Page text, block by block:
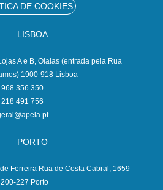
DE COOKIES
LISBOA
A e B, Olaias (entrada pela Rua
1900-918 Lisboa
968 356 350
218 491 756
PORTO
Ferreira Rua de Costa Cabral, 1659
227 Porto